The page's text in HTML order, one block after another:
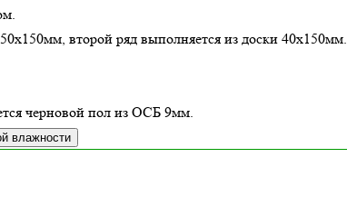
второй ряд выполняется из доски 40х150мм.
черновой пол из ОСБ 9мм.
влажности